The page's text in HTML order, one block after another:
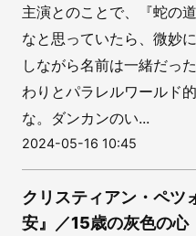
主演とのことで、『蛇の
なと思っていたら、微妙
しながら名前は一緒だっ
わりとパラレルワールド
な。ダンカンのい...
2024-05-16 10:45
クリスティアン・ペツ
安』／15歳の灰色の心